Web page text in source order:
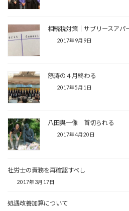
相続税対策｜サブリースアパ
2017年9月9日
怒涛の４月終わる
2017年5月1日
八田與一像 首切られる
2017年4月20日
社労士の責務を再確認すべし
2017年3月17日
処遇改善加算について